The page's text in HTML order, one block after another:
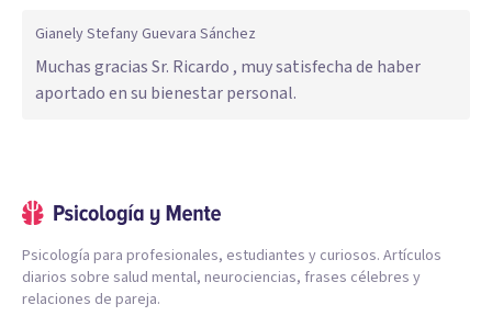
Gianely Stefany Guevara Sánchez
Muchas gracias Sr. Ricardo , muy satisfecha de haber
aportado en su bienestar personal.
Psicología para profesionales, estudiantes y curiosos. Artículos
diarios sobre salud mental, neurociencias, frases célebres y
relaciones de pareja.